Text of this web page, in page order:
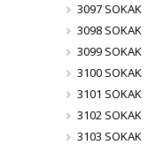
3097 SOKAK
3098 SOKAK
3099 SOKAK
3100 SOKAK
3101 SOKAK
3102 SOKAK
3103 SOKAK